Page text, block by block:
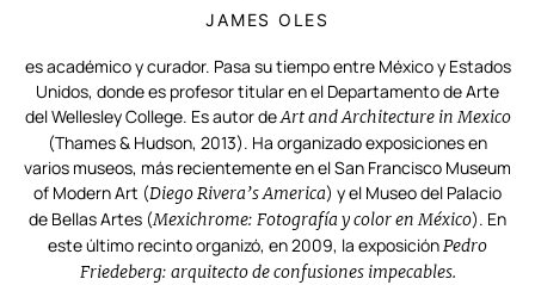
JAMES OLES
es académico y curador. Pasa su tiempo entre México y Estados
Unidos, donde es profesor titular en el Departamento de Arte
del Wellesley College. Es autor deArt and Architecture in Mexico
(Thames & Hudson, 2013). Ha organizado exposiciones en
varios museos, más recientemente en el San Francisco Museum
of Modern Art (Diego Rivera’s America) y el Museo del Palacio
de Bellas Artes (Mexichrome: Fotografía y color en México). En
este último recinto organizó, en 2009, la exposiciónPedro
Friedeberg: arquitecto de confusiones impecables.